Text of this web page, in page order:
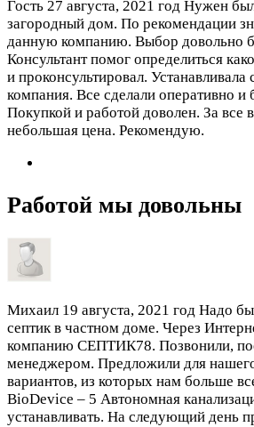
Гость 27 августа, 2021 год Нужен
загородный дом. По рекомендации
данную компанию. Выбор довольно
Консультант помог определиться
и проконсультировал. Устанавливала
компания. Все сделали оперативно и
Покупкой и работой доволен. За все
небольшая цена. Рекомендую.
Работой мы довольны
Михаил 19 августа, 2021 год Надо
септик в частном доме. Через
компанию СЕПТИК78. Позвонили,
менеджером. Предложили для
вариантов, из которых нам больше
BioDevice – 5 Автономная
устанавливать. На следующий день